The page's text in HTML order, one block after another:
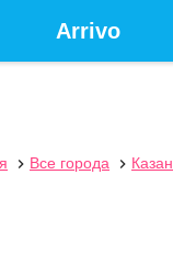
Arrivo
 Все города 